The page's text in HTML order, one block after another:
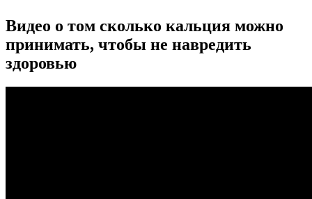
Видео о том сколько кальция можно
принимать, чтобы не навредить
здоровью